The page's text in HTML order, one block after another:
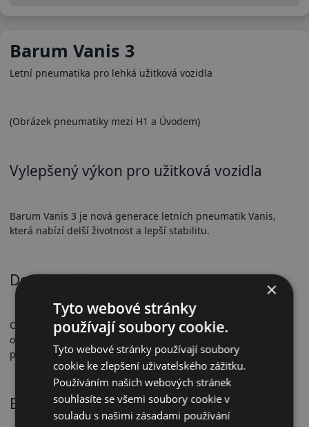
Barum Vanis 3
Letní pneumatika pro lehká užitková vozidla
(Obrázek pneumatiky mezi H1 a Úvodem)
Vylepšený výkon pro užitková vozidla
Barum Vanis 3 je nová generace letních pneumatik Vanis,
která nabízí delší životnost a lepší stabilitu.
Dezén a přilnavost
Optimalizovaný dezén zajišťuje vyšší odolnost proti
opotřebení a spolehlivou přilnavost v různých jízdních
podmínkách.
Bezpečnostní vlastnosti
×
Tyto webové stránky
používají soubory cookie.
Tyto webové stránky používají soubory
cookie ke zlepšení uživatelského zážitku.
Používáním našich webových stránek
souhlasíte se všemi soubory cookie v
souladu s našimi zásadami používání